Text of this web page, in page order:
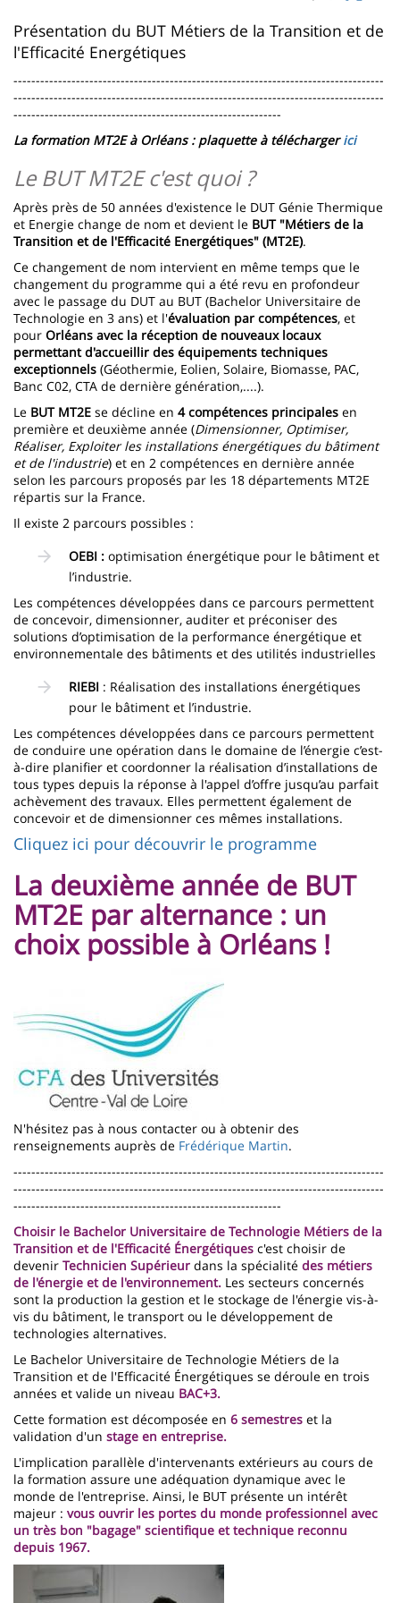
content
page
Contenu
de
la
page
principale
Présentation du BUT Métiers de la Transition et de
l'Efficacité Energétiques
-----------------------------------------------------------------------------------
-----------------------------------------------------------------------------------
------------------------------------------------------------
La formation MT2E à Orléans : plaquette à téléchargerici
Le BUT MT2E c'est quoi ?
Après près de 50 années d'existence le DUT Génie Thermique
et Energie change de nom et devient le BUT "Métiers de la
Transition et de l'Efficacité Energétiques" (MT2E).
Ce changement de nom intervient en même temps que le
changement du programme qui a été revu en profondeur
avec le passage du DUT au BUT (Bachelor Universitaire de
Technologie en 3 ans) et l'évaluation par compétences, et
pour Orléans avec la réception de nouveaux locaux
permettant d'accueillir des équipements techniques
exceptionnels (Géothermie, Eolien, Solaire, Biomasse, PAC,
Banc C02, CTA de dernière génération,....).
Le BUT MT2E se décline en 4 compétences principales en
première et deuxième année (Dimensionner, Optimiser,
Réaliser, Exploiter les installations énergétiques du bâtiment
et de l'industrie) et en 2 compétences en dernière année
selon les parcours proposés par les 18 départements MT2E
répartis sur la France.
Il existe 2 parcours possibles :
OEBI : optimisation énergétique pour le bâtiment et
l’industrie.
Les compétences développées dans ce parcours permettent
de concevoir, dimensionner, auditer et préconiser des
solutions d’optimisation de la performance énergétique et
environnementale des bâtiments et des utilités industrielles
RIEBI : Réalisation des installations énergétiques
pour le bâtiment et l’industrie.
Les compétences développées dans ce parcours permettent
de conduire une opération dans le domaine de l’énergie c’est-
à-dire planifier et coordonner la réalisation d’installations de
tous types depuis la réponse à l'appel d’offre jusqu’au parfait
achèvement des travaux. Elles permettent également de
concevoir et de dimensionner ces mêmes installations.
Cliquez ici pour découvrir le programme
La deuxième année de BUT
MT2E par alternance : un
choix possible à Orléans !
N'hésitez pas à nous contacter ou à obtenir des
renseignements auprès de Frédérique Martin.
-----------------------------------------------------------------------------------
-----------------------------------------------------------------------------------
------------------------------------------------------------
Choisir le Bachelor Universitaire de Technologie Métiers de la
Transition et de l'Efficacité Énergétiques c'est choisir de
devenir Technicien Supérieur dans la spécialité des métiers
de l'énergie et de l'environnement. Les secteurs concernés
sont la production la gestion et le stockage de l'énergie vis-à-
vis du bâtiment, le transport ou le développement de
technologies alternatives.
Le Bachelor Universitaire de Technologie Métiers de la
Transition et de l'Efficacité Énergétiques se déroule en trois
années et valide un niveau BAC+3.
Cette formation est décomposée en 6 semestres et la
validation d'un stage en entreprise.
L'implication parallèle d'intervenants extérieurs au cours de
la formation assure une adéquation dynamique avec le
monde de l'entreprise. Ainsi, le BUT présente un intérêt
majeur : vous ouvrir les portes du monde professionnel avec
un très bon "bagage" scientifique et technique reconnu
depuis 1967.